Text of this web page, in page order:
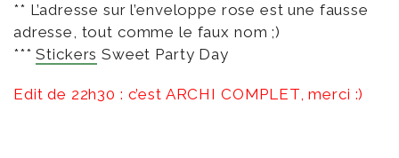
** L’adresse sur l’enveloppe rose est une fausse
adresse, tout comme le faux nom ;)
***Stickers Sweet Party Day
Edit de 22h30 : c’est ARCHI COMPLET, merci :)